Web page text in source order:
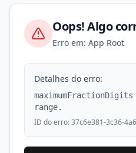
Oops! Algo
Erro em: App Root
Detalhes do erro:
range.
ID do erro:37c6e381-3c36-